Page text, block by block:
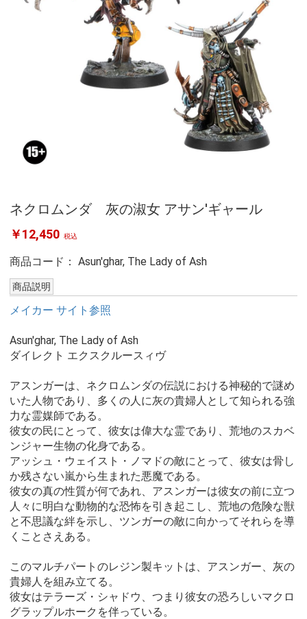
ネクロムンダ 灰の淑女 アサン'ギャール
￥12,450 税込
商品コード： Asun'ghar, The Lady of Ash
商品説明
メイカー サイト参照
Asun'ghar, The Lady of Ash
ダイレクト エクスクルースィヴ
アスンガーは、ネクロムンダの伝説における神秘的で謎め
いた人物であり、多くの人に灰の貴婦人として知られる強
力な霊媒師である。
彼女の民にとって、彼女は偉大な霊であり、荒地のスカベ
ンジャー生物の化身である。
アッシュ・ウェイスト・ノマドの敵にとって、彼女は骨し
か残さない嵐から生まれた悪魔である。
彼女の真の性質が何であれ、アスンガーは彼女の前に立つ
人々に明白な動物的な恐怖を引き起こし、荒地の危険な獣
と不思議な絆を示し、ツンガーの敵に向かってそれらを導
くことさえある。
このマルチパートのレジン製キットは、アスンガー、灰の
貴婦人を組み立てる。
彼女はテラーズ・シャドウ、つまり彼女の恐ろしいマクロ
グラップルホークを伴っている。